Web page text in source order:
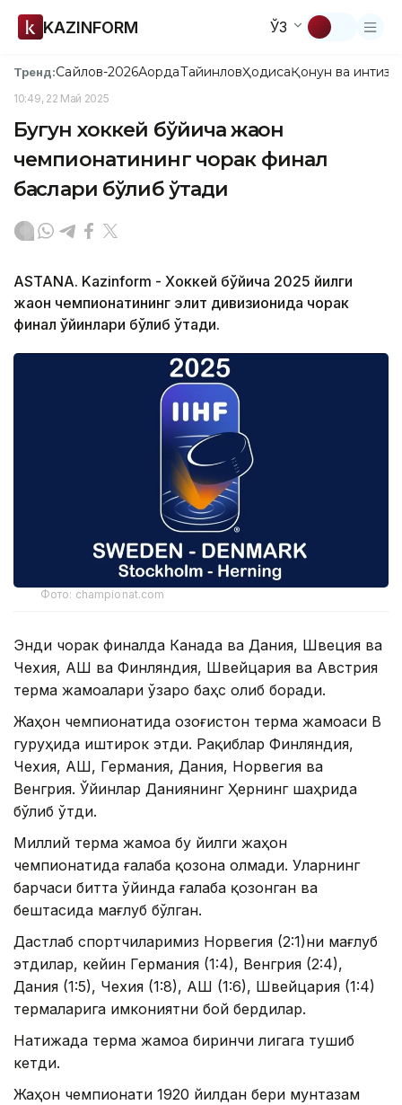
KAZINFORM ЎЗ
Тренд:Сайлов-2026АқордаТайинловҲодисаҚонун ва
10:49, 22 Май 2025
Бугун хоккей бўйича жаҳон
чемпионатининг чорак финал
баҳслари бўлиб ўтади
ASTANA. Kazinform - Хоккей бўйича 2025 йилги
жаҳон чемпионатининг элит дивизионида чорак
финал ўйинлари бўлиб ўтади.
Фото: championat.com
Энди чорак финалда Канада ва Дания, Швеция ва
Чехия, АҚШ ва Финляндия, Швейцария ва Австрия
терма жамоалари ўзаро баҳс олиб боради.
Жаҳон чемпионатида Қозоғистон терма жамоаси B
гуруҳида иштирок этди. Рақиблар Финляндия,
Чехия, АҚШ, Германия, Дания, Норвегия ва
Венгрия. Ўйинлар Даниянинг Ҳернинг шаҳрида
бўлиб ўтди.
Миллий терма жамоа бу йилги жаҳон
чемпионатида ғалаба қозона олмади. Уларнинг
барчаси битта ўйинда ғалаба қозонган ва
бештасида мағлуб бўлган.
Дастлаб спортчиларимиз Норвегия (2:1)ни мағлуб
этдилар, кейин Германия (1:4), Венгрия (2:4),
Дания (1:5), Чехия (1:8), АҚШ (1:6), Швейцария (1:4)
термаларига имкониятни бой бердилар.
Натижада терма жамоа биринчи лигага тушиб
кетди.
Жаҳон чемпионати 1920 йилдан бери мунтазам